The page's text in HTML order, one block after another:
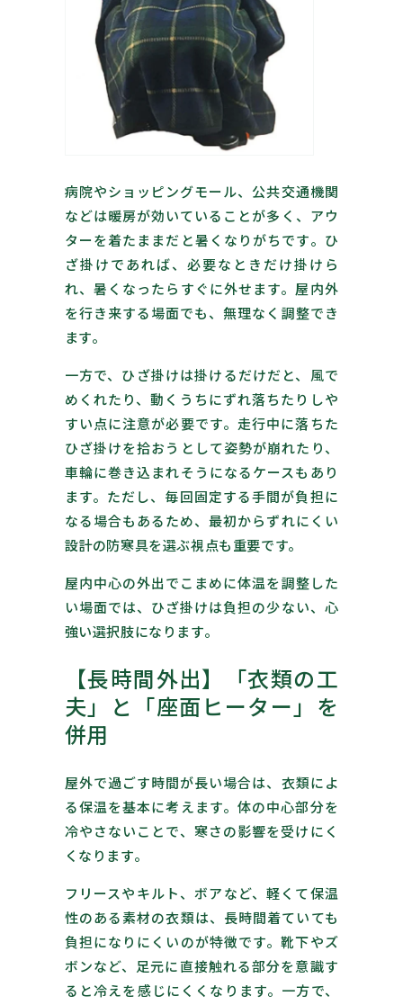
病院やショッピングモール、公共交通機関
などは暖房が効いていることが多く、アウ
ターを着たままだと暑くなりがちです。ひ
ざ掛けであれば、必要なときだけ掛けら
れ、暑くなったらすぐに外せます。屋内外
を行き来する場面でも、無理なく調整でき
ます。
一方で、ひざ掛けは掛けるだけだと、風で
めくれたり、動くうちにずれ落ちたりしや
すい点に注意が必要です。走行中に落ちた
ひざ掛けを拾おうとして姿勢が崩れたり、
車輪に巻き込まれそうになるケースもあり
ます。ただし、毎回固定する手間が負担に
なる場合もあるため、最初からずれにくい
設計の防寒具を選ぶ視点も重要です。
屋内中心の外出でこまめに体温を調整した
い場面では、ひざ掛けは負担の少ない、心
強い選択肢になります。
【長時間外出】「衣類の工
夫」と「座面ヒーター」を
併用
屋外で過ごす時間が長い場合は、衣類によ
る保温を基本に考えます。体の中心部分を
冷やさないことで、寒さの影響を受けにく
くなります。
フリースやキルト、ボアなど、軽くて保温
性のある素材の衣類は、長時間着ていても
負担になりにくいのが特徴です。靴下やズ
ボンなど、足元に直接触れる部分を意識す
ると冷えを感じにくくなります。一方で、